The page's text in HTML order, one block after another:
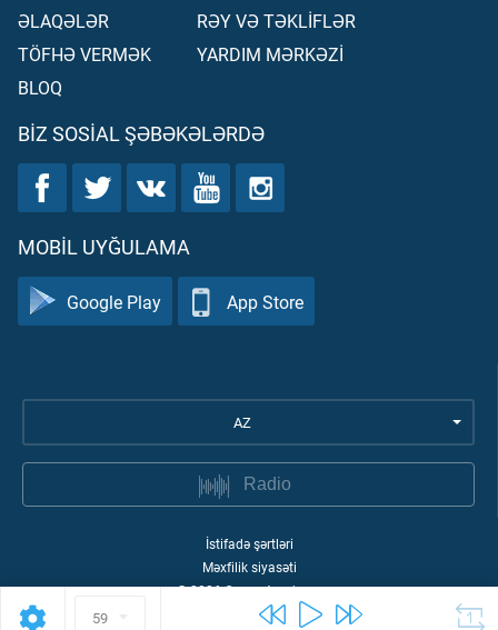
59
ƏLAQƏLƏR
TÖFHƏ VERMƏK
BLOQ
RƏY VƏ TƏKLİFLƏR
YARDIM MƏRKƏZİ
BIZ SOSIAL ŞƏBƏKƏLƏRDƏ
MOBIL UYĞULAMA
Google Play App Store
AZ
Radio
İstifadə şərtləri
Məxfilik siyasəti
©2026Quran Academy